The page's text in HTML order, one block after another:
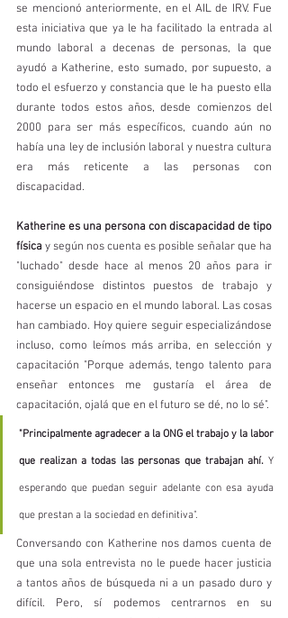
se mencionó anteriormente, en el AIL de IRV. Fue
esta iniciativa que ya le ha facilitado la entrada al
mundo laboral a decenas de personas, la que
ayudó a Katherine, esto sumado, por supuesto, a
todo el esfuerzo y constancia que le ha puesto ella
durante todos estos años, desde comienzos del
2000 para ser más específicos, cuando aún no
había una ley de inclusión laboral y nuestra cultura
era más reticente a las personas con
discapacidad.
Katherine es una persona con discapacidad de tipo
física y según nos cuenta es posible señalar que ha
"luchado" desde hace al menos 20 años para ir
consiguiéndose distintos puestos de trabajo y
hacerse un espacio en el mundo laboral. Las cosas
han cambiado. Hoy quiere seguir especializándose
incluso, como leímos más arriba, en selección y
capacitación "Porque además, tengo talento para
enseñar entonces me gustaría el área de
capacitación, ojalá que en el futuro se dé, no lo sé".
"Principalmente agradecer a la ONG el trabajo y la labor
que realizan a todas las personas que trabajan ahí. Y
esperando que puedan seguir adelante con esa ayuda
que prestan a la sociedad en definitiva".
Conversando con Katherine nos damos cuenta de
que una sola entrevista no le puede hacer justicia
a tantos años de búsqueda ni a un pasado duro y
difícil. Pero, sí podemos centrarnos en su